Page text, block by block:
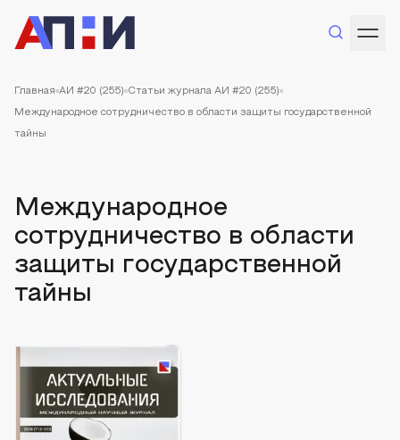
Главная АИ #20 (255) Статьи журнала АИ #20 (255)
Международное сотрудничество в области защиты государственной
тайны
Международное
сотрудничество в области
защиты государственной
тайны